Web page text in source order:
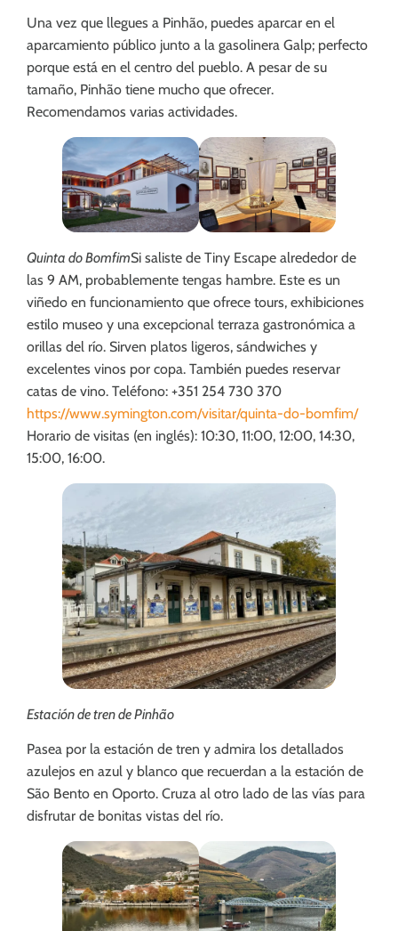
Una vez que llegues a Pinhão, puedes aparcar en el
aparcamiento público junto a la gasolinera Galp; perfecto
porque está en el centro del pueblo. A pesar de su
tamaño, Pinhão tiene mucho que ofrecer.
Recomendamos varias actividades.
Quinta do BomfimSi saliste de Tiny Escape alrededor de
las 9 AM, probablemente tengas hambre. Este es un
viñedo en funcionamiento que ofrece tours, exhibiciones
estilo museo y una excepcional terraza gastronómica a
orillas del río. Sirven platos ligeros, sándwiches y
excelentes vinos por copa. También puedes reservar
catas de vino. Teléfono: +351 254 730 370
https://www.symington.com/visitar/quinta-do-bomfim/
Horario de visitas (en inglés): 10:30, 11:00, 12:00, 14:30,
15:00, 16:00.
Estación de tren de Pinhão
Pasea por la estación de tren y admira los detallados
azulejos en azul y blanco que recuerdan a la estación de
São Bento en Oporto. Cruza al otro lado de las vías para
disfrutar de bonitas vistas del río.